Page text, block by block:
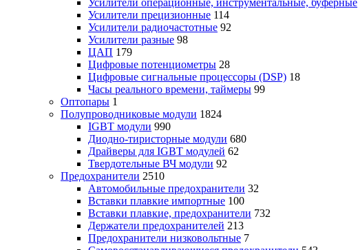
Усилители прецизионные 114
Усилители радиочастотные 92
Усилители разные 98
ЦАП 179
Цифровые потенциометры 28
Цифровые сигнальные процессоры (DSP) 18
Часы реального времени, таймеры 99
Оптопары 1
Полупроводниковые модули 1824
IGBT модули 990
Диодно-тиристорные модули 680
Драйверы для IGBT модулей 62
Твердотельные ВЧ модули 92
Предохранители 2510
Автомобильные предохранители 32
Вставки плавкие импортные 100
Вставки плавкие, предохранители 732
Держатели предохранителей 213
Предохранители низковольтные 7